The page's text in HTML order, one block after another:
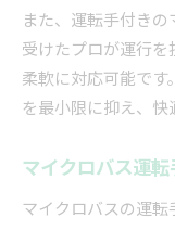
また、運転手付き
受けたプロが運行
柔軟に対応可能です
を最小限に抑え、快
マイクロバス運
マイクロバスの運